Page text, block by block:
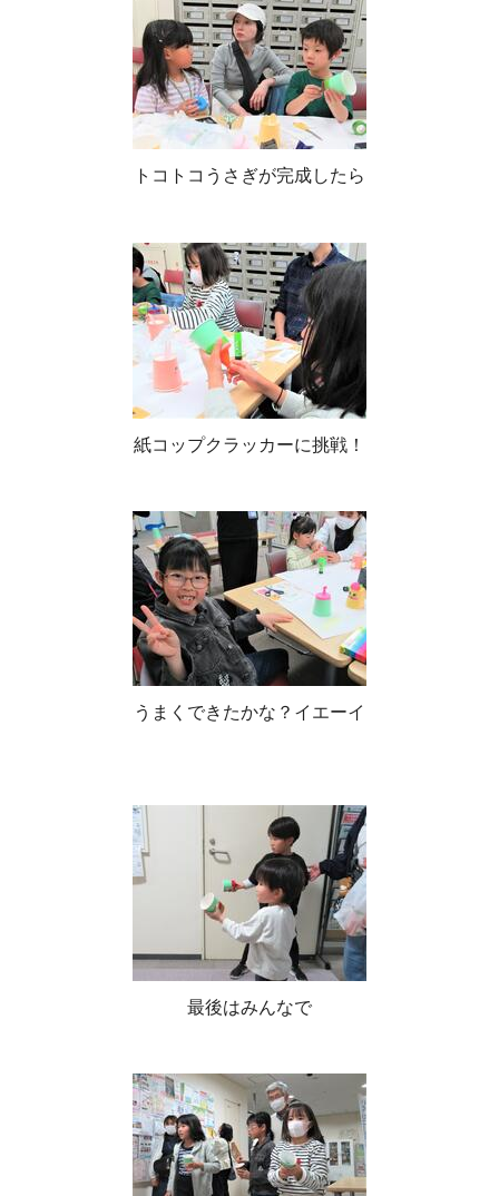
トコトコうさぎが完成したら
紙コップクラッカーに挑戦！
うまくできたかな？イエーイ
最後はみんなで